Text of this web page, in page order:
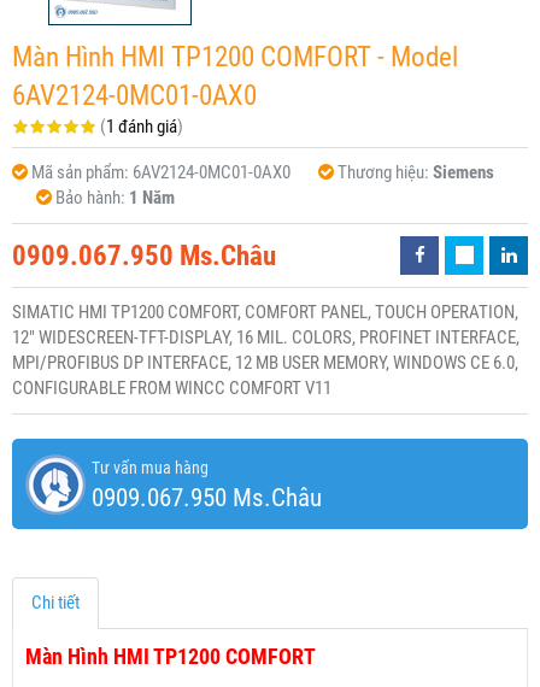
Màn Hình HMI TP1200 COMFORT - Model
6AV2124-0MC01-0AX0
(1 đánh giá)
Mã sản phẩm: 6AV2124-0MC01-0AX0 Thương hiệu: Siemens
Bảo hành: 1 Năm
0909.067.950 Ms.Châu
SIMATIC HMI TP1200 COMFORT, COMFORT PANEL, TOUCH OPERATION,
12" WIDESCREEN-TFT-DISPLAY, 16 MIL. COLORS, PROFINET INTERFACE,
MPI/PROFIBUS DP INTERFACE, 12 MB USER MEMORY, WINDOWS CE 6.0,
CONFIGURABLE FROM WINCC COMFORT V11
Tư vấn mua hàng
0909.067.950 Ms.Châu
Chi tiết
Màn Hình HMI TP1200 COMFORT